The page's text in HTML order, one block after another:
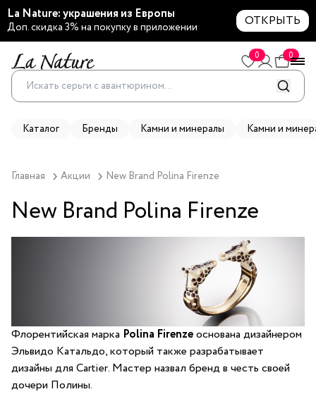
La Nature: украшения из Европы
Доп. скидка 3% на покупку в приложении ОТКРЫТЬ
0 0
Каталог Бренды Камни и минералы Камни и
Главная Акции New Brand Polina Firenze
New Brand Polina Firenze
Флорентийская марка Polina Firenzeоснована дизайнером
Эльвидо Катальдо, который также разрабатывает
дизайны для Cartier. Мастер назвал бренд в честь своей
дочери Полины.